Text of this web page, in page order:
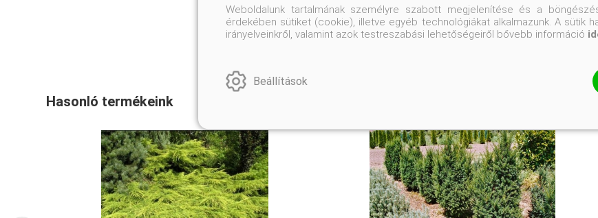
Hasonló termékeink
Weboldalunk tartalmának személyre szabott megjelenítése és a
érdekében sütiket (cookie), illetve egyéb technológiákat alkalmazunk. A sütik
irányelveinkről, valamint azok testreszabási lehetőségeiről bővebb információ
Beállítások